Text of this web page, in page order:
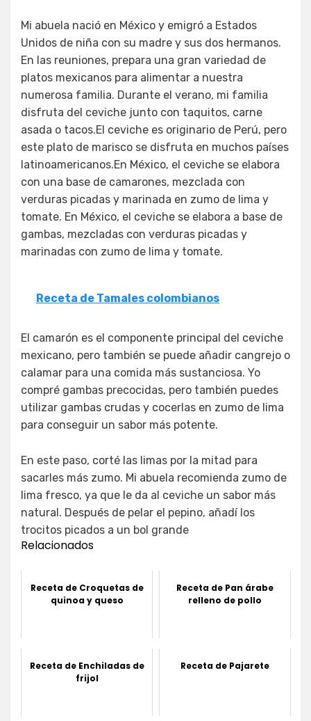
Mi abuela nació en México y emigró a Estados
Unidos de niña con su madre y sus dos hermanos.
En las reuniones, prepara una gran variedad de
platos mexicanos para alimentar a nuestra
numerosa familia. Durante el verano, mi familia
disfruta del ceviche junto con taquitos, carne
asada o tacos.El ceviche es originario de Perú, pero
este plato de marisco se disfruta en muchos países
latinoamericanos.En México, el ceviche se elabora
con una base de camarones, mezclada con
verduras picadas y marinada en zumo de lima y
tomate. En México, el ceviche se elabora a base de
gambas, mezcladas con verduras picadas y
marinadas con zumo de lima y tomate.
Receta de Tamales colombianos
El camarón es el componente principal del ceviche
mexicano, pero también se puede añadir cangrejo o
calamar para una comida más sustanciosa. Yo
compré gambas precocidas, pero también puedes
utilizar gambas crudas y cocerlas en zumo de lima
para conseguir un sabor más potente.
En este paso, corté las limas por la mitad para
sacarles más zumo. Mi abuela recomienda zumo de
lima fresco, ya que le da al ceviche un sabor más
natural. Después de pelar el pepino, añadí los
trocitos picados a un bol grande
Relacionados
Receta de Croquetas de
quinoa y queso
Receta de Pan árabe
relleno de pollo
Receta de Enchiladas de
frijol
Receta de Pajarete